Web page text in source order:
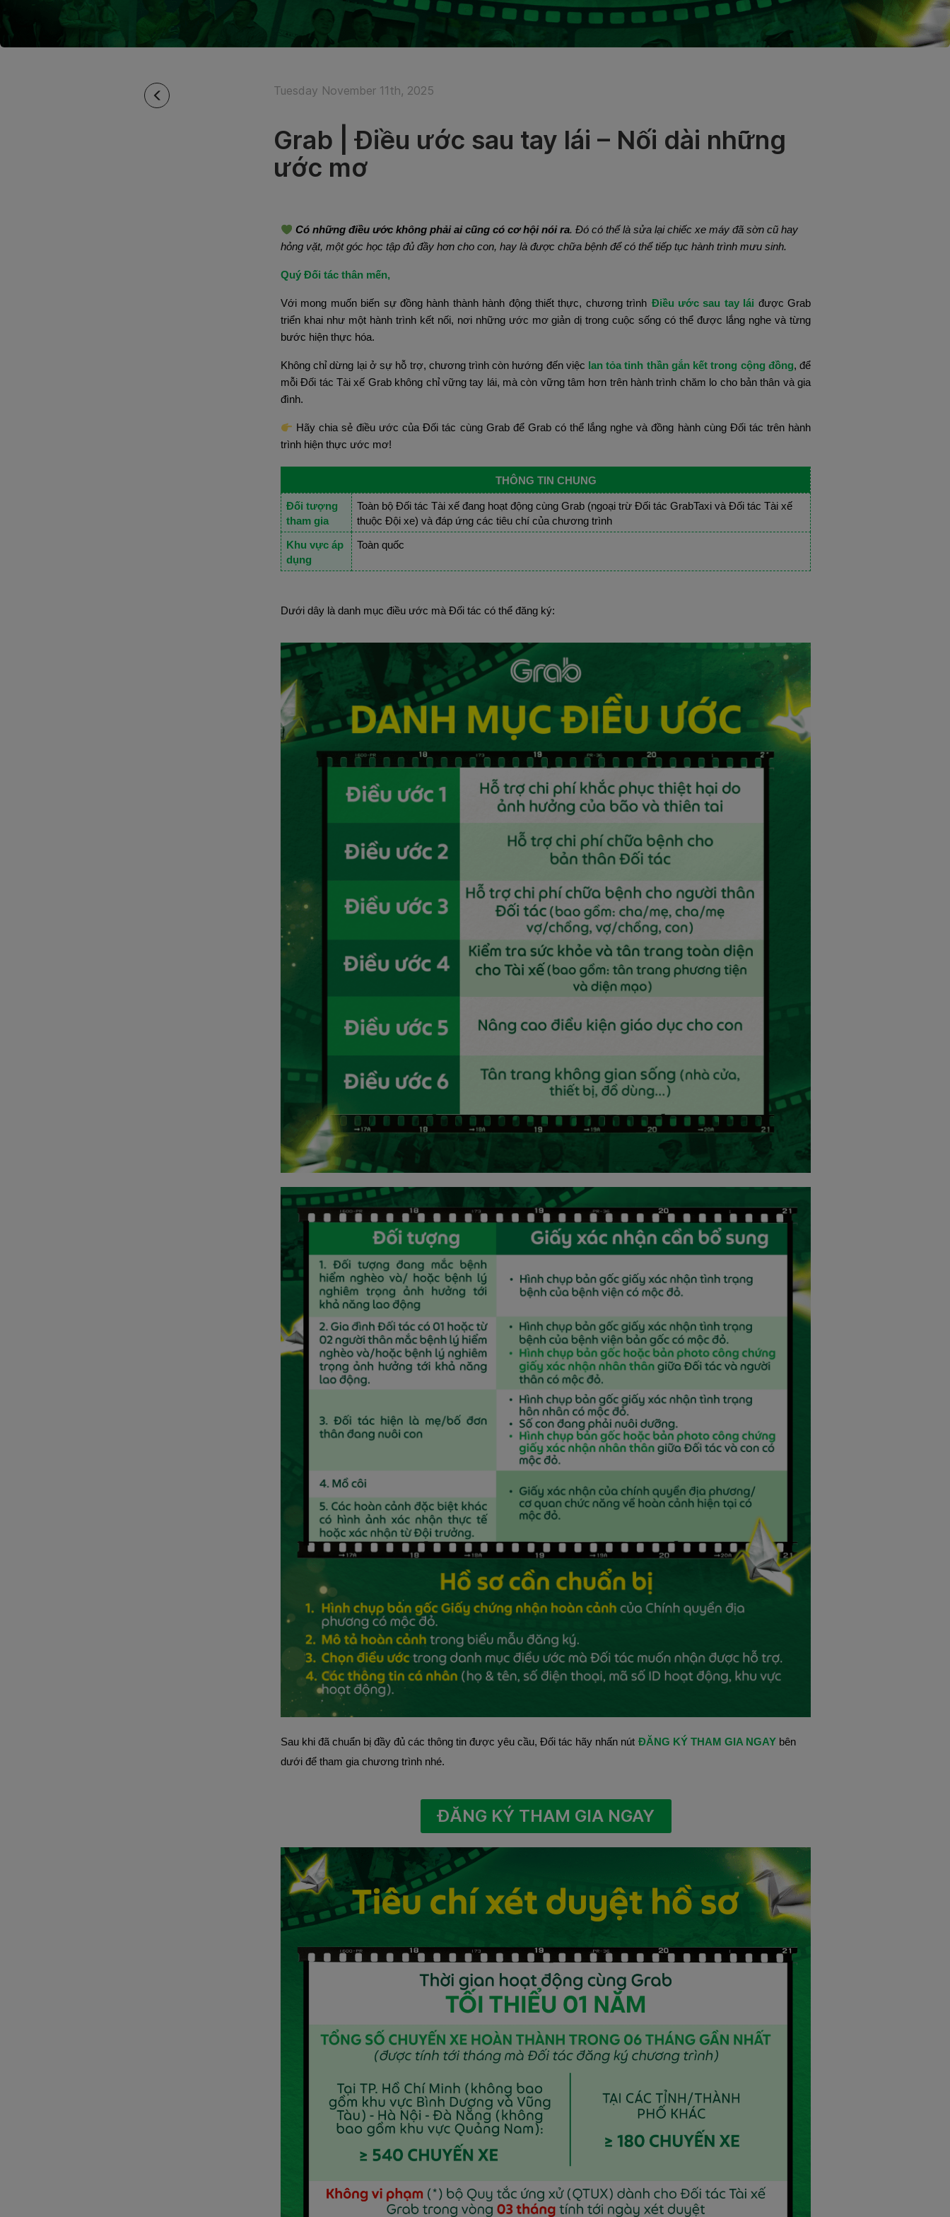
Tuesday November 11th, 2025
Grab | Điều ước sau tay lái – Nối dài những
ước mơ
Có những điều ước không phải ai cũng có cơ hội nói ra. Đó có thể là sửa lại chiếc xe máy đã sờn cũ hay
hỏng vặt, một góc học tập đủ đầy hơn cho con, hay là được chữa bệnh để có thể tiếp tục hành trình mưu sinh.
Quý Đối tác thân mến,
Với mong muốn biến sự đồng hành thành hành động thiết thực, chương trình Điều ước sau tay lái được Grab
triển khai như một hành trình kết nối, nơi những ước mơ giản dị trong cuộc sống có thể được lắng nghe và từng
bước hiện thực hóa.
Không chỉ dừng lại ở sự hỗ trợ, chương trình còn hướng đến việc lan tỏa tinh thần gắn kết trong cộng đồng, để
mỗi Đối tác Tài xế Grab không chỉ vững tay lái, mà còn vững tâm hơn trên hành trình chăm lo cho bản thân và gia
đình.
Hãy chia sẻ điều ước của Đối tác cùng Grab để Grab có thể lắng nghe và đồng hành cùng Đối tác trên hành
trình hiện thực ước mơ!
THÔNG TIN CHUNG
Đối tượng
tham gia
Toàn bộ Đối tác Tài xế đang hoạt động cùng Grab (ngoại trừ Đối tác GrabTaxi và Đối tác Tài xế
thuộc Đội xe) và đáp ứng các tiêu chí của chương trình
Khu vực áp
dụng
Toàn quốc
Dưới dây là danh mục điều ước mà Đối tác có thể đăng ký:
Sau khi đã chuẩn bị đầy đủ các thông tin được yêu cầu, Đối tác hãy nhấn nút ĐĂNG KÝ THAM GIA NGAY bên
dưới để tham gia chương trình nhé.
ĐĂNG KÝ THAM GIA NGAY